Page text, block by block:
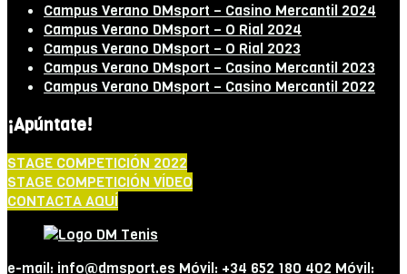
Campus Verano DMsport – Casino Mercantil 2024
Campus Verano DMsport – O Rial 2024
Campus Verano DMsport – O Rial 2023
Campus Verano DMsport – Casino Mercantil 2023
Campus Verano DMsport – Casino Mercantil 2022
¡Apúntate!
STAGE COMPETICIÓN 2022
STAGE COMPETICIÓN VÍDEO
CONTACTA AQUÍ
e-mail: info@dmsport.es Móvil: +34 652 180 402 Móvil: